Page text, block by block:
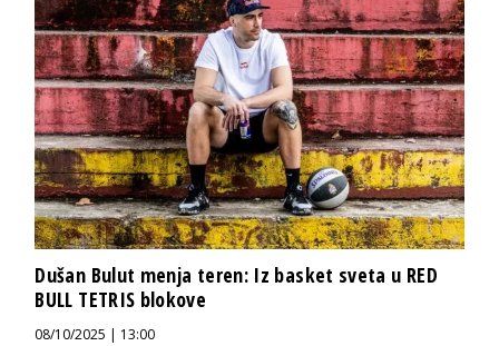
Dušan Bulut menja teren: Iz basket sveta u RED
BULL TETRIS blokove
08/10/2025 | 13:00